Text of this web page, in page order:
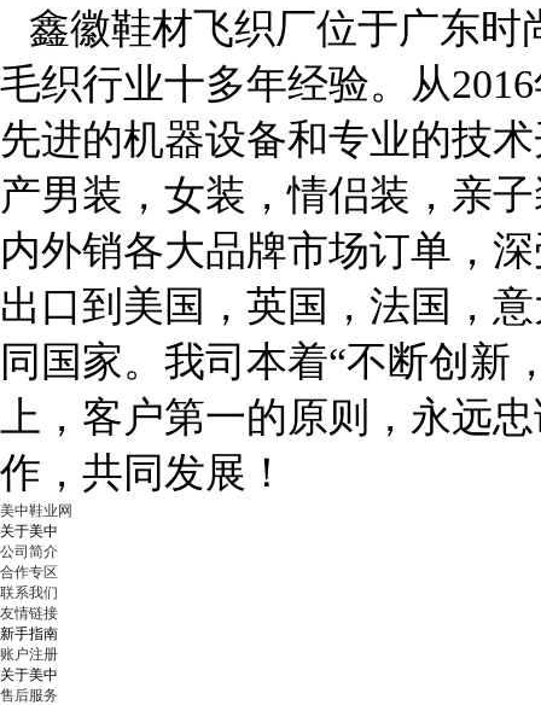
鑫徽鞋材飞织厂位于广东
毛织行业十多年经验。从
先进的机器设备和专业的技
产男装，女装，情侣装，亲
内外销各大品牌市场订单，
出口到美国，英国，法国，
同国家。我司本着“不断创新
上，客户第一的原则，永远
作，共同发展！
美中鞋业网
关于美中
公司简介
合作专区
联系我们
友情链接
新手指南
账户注册
关于美中
售后服务